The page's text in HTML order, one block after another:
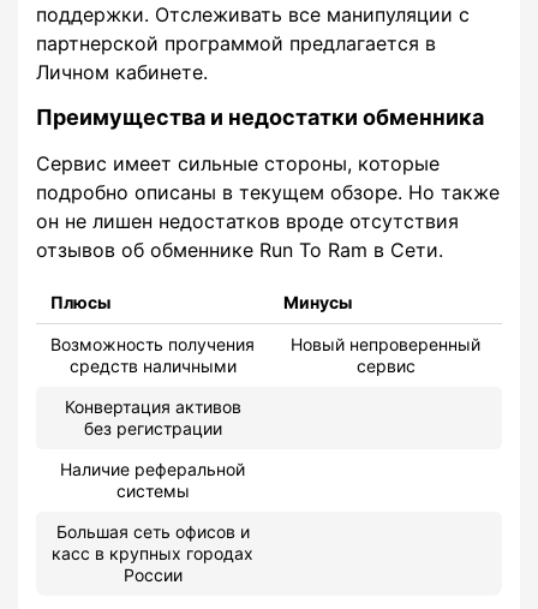
поддержки. Отслеживать все манипуляции с
партнерской программой предлагается в
Личном кабинете.
Преимущества и недостатки обменника
Сервис имеет сильные стороны, которые
подробно описаны в текущем обзоре. Но также
он не лишен недостатков вроде отсутствия
отзывов об обменнике Run To Ram в Сети.
Плюсы Минусы
Возможность получения
средств наличными
Новый непроверенный
сервис
Конвертация активов
без регистрации
Наличие реферальной
системы
Большая сеть офисов и
касс в крупных городах
России